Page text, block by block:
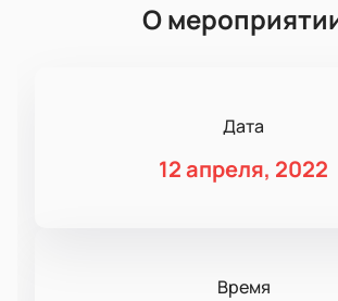
О
Дата
12 апреля, 2022
Время